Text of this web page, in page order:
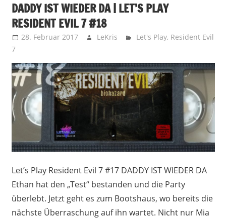
DADDY IST WIEDER DA | LET’S PLAY
RESIDENT EVIL 7 #18
28. Februar 2017 LeKris Let's Play, Resident Evil
7
Let’s Play Resident Evil 7 #17 DADDY IST WIEDER DA
Ethan hat den „Test“ bestanden und die Party
überlebt. Jetzt geht es zum Bootshaus, wo bereits die
nächste Überraschung auf ihn wartet. Nicht nur Mia